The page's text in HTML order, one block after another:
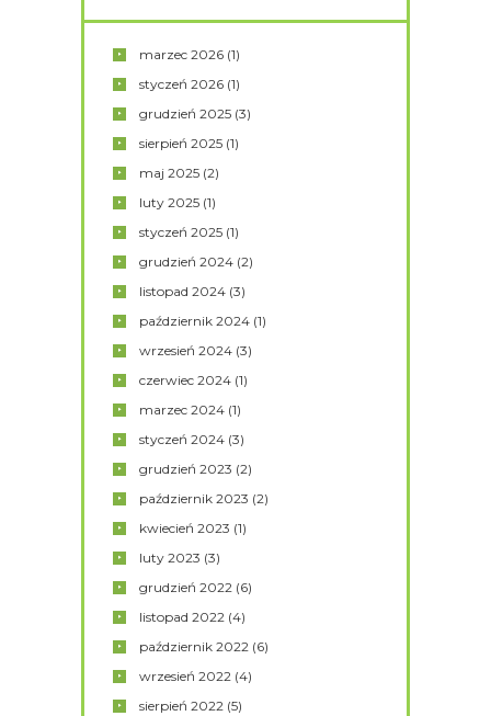
marzec2026 (1)
styczeń2026 (1)
grudzień2025 (3)
sierpień2025 (1)
maj2025 (2)
luty2025 (1)
styczeń2025 (1)
grudzień2024 (2)
listopad2024 (3)
październik2024 (1)
wrzesień2024 (3)
czerwiec2024 (1)
marzec2024 (1)
styczeń2024 (3)
grudzień2023 (2)
październik2023 (2)
kwiecień2023 (1)
luty2023 (3)
grudzień2022 (6)
listopad2022 (4)
październik2022 (6)
wrzesień2022 (4)
sierpień2022 (5)